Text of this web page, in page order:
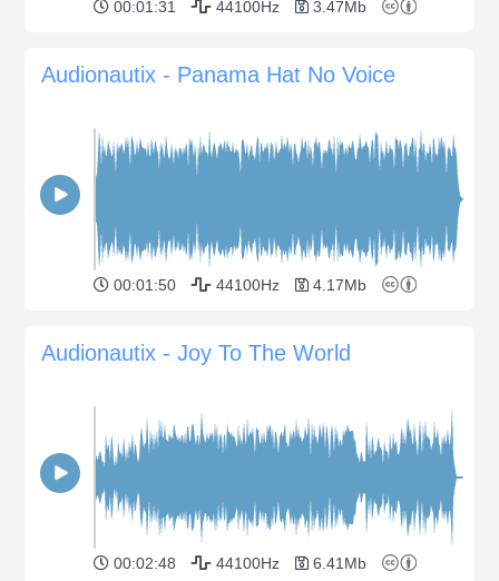
00:01:31 44100Hz 3.47Mb
Audionautix - Panama Hat No Voice
00:01:50 44100Hz 4.17Mb
Audionautix - Joy To The World
00:02:48 44100Hz 6.41Mb